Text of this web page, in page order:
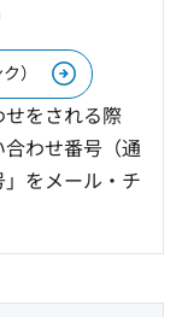
）
をされる際
わせ番号（通
をメール・チ